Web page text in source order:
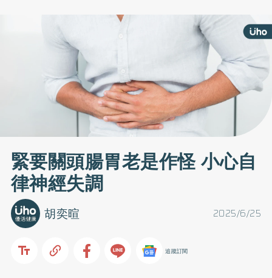
緊要關頭腸胃老是作怪 小心自
律神經失調
2025/6/25
胡奕暄
追蹤訂閱